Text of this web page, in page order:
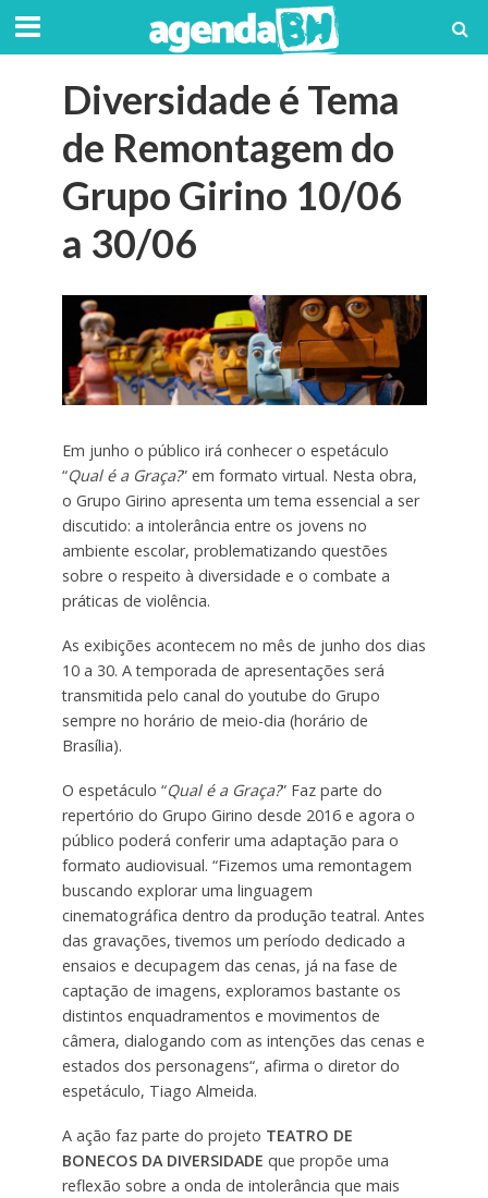
Diversidade é Tema
de Remontagem do
Grupo Girino 10/06
a 30/06
Em junho o público irá conhecer o espetáculo
“Qual é a Graça?” em formato virtual. Nesta obra,
o Grupo Girino apresenta um tema essencial a ser
discutido: a intolerância entre os jovens no
ambiente escolar, problematizando questões
sobre o respeito à diversidade e o combate a
práticas de violência.
As exibições acontecem no mês de junho dos dias
10 a 30. A temporada de apresentações será
transmitida pelo canal do youtube do Grupo
sempre no horário de meio-dia (horário de
Brasília).
O espetáculo “Qual é a Graça?” Faz parte do
repertório do Grupo Girino desde 2016 e agora o
público poderá conferir uma adaptação para o
formato audiovisual. “Fizemos uma remontagem
buscando explorar uma linguagem
cinematográfica dentro da produção teatral. Antes
das gravações, tivemos um período dedicado a
ensaios e decupagem das cenas, já na fase de
captação de imagens, exploramos bastante os
distintos enquadramentos e movimentos de
câmera, dialogando com as intenções das cenas e
estados dos personagens“, afirma o diretor do
espetáculo, Tiago Almeida.
A ação faz parte do projeto TEATRO DE
BONECOS DA DIVERSIDADE que propõe uma
reflexão sobre a onda de intolerância que mais